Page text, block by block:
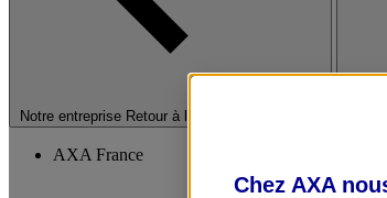
Notre entreprise Retour à la section précédente
AXA France
Chez AXA